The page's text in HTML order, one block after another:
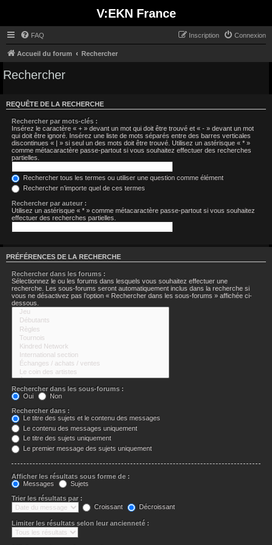
V:EKN France
FAQ Connexion
Inscription
Accueil du forum Rechercher
Rechercher
REQUÊTE DE LA RECHERCHE
Rechercher par mots-clés :
Insérez le caractère « + » devant un mot qui doit être trouvé et « - » devant un mot
qui doit être ignoré. Insérez une liste de mots séparés entre des barres verticales
discontinues « | » si seul un des mots doit être trouvé. Utilisez un astérisque « * »
comme métacaractère passe-partout si vous souhaitez effectuer des recherches
partielles.
Rechercher tous les termes ou utiliser une question comme élément
Rechercher n’importe quel de ces termes
Rechercher par auteur :
Utilisez un astérisque « * » comme métacaractère passe-partout si vous souhaitez
effectuer des recherches partielles.
PRÉFÉRENCES DE LA RECHERCHE
Rechercher dans les forums :
Sélectionnez le ou les forums dans lesquels vous souhaitez effectuer une
recherche. Les sous-forums seront automatiquement inclus dans la recherche si
vous ne désactivez pas l’option « Rechercher dans les sous-forums » affichée ci-
dessous.
Rechercher dans les sous-forums :
Oui
Non
Rechercher dans :
Le titre des sujets et le contenu des messages
Le contenu des messages uniquement
Le titre des sujets uniquement
Le premier message des sujets uniquement
Afficher les résultats sous forme de :
Messages
Sujets
Trier les résultats par :
Croissant
Décroissant
Limiter les résultats selon leur ancienneté :